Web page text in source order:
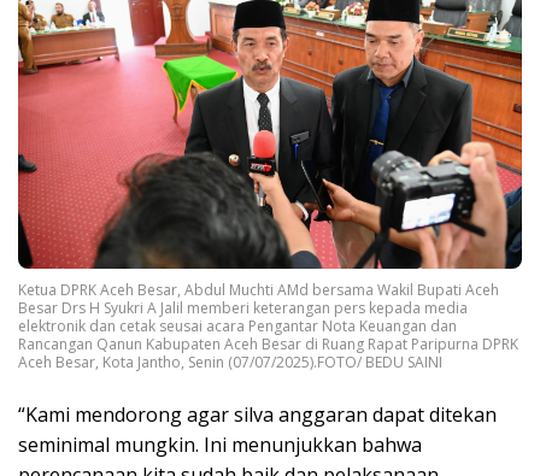
Ketua DPRK Aceh Besar, Abdul Muchti AMd bersama Wakil Bupati Aceh
Besar Drs H Syukri A Jalil memberi keterangan pers kepada media
elektronik dan cetak seusai acara Pengantar Nota Keuangan dan
Rancangan Qanun Kabupaten Aceh Besar di Ruang Rapat Paripurna DPRK
Aceh Besar, Kota Jantho, Senin (07/07/2025).FOTO/ BEDU SAINI
“Kami mendorong agar silva anggaran dapat ditekan
seminimal mungkin. Ini menunjukkan bahwa